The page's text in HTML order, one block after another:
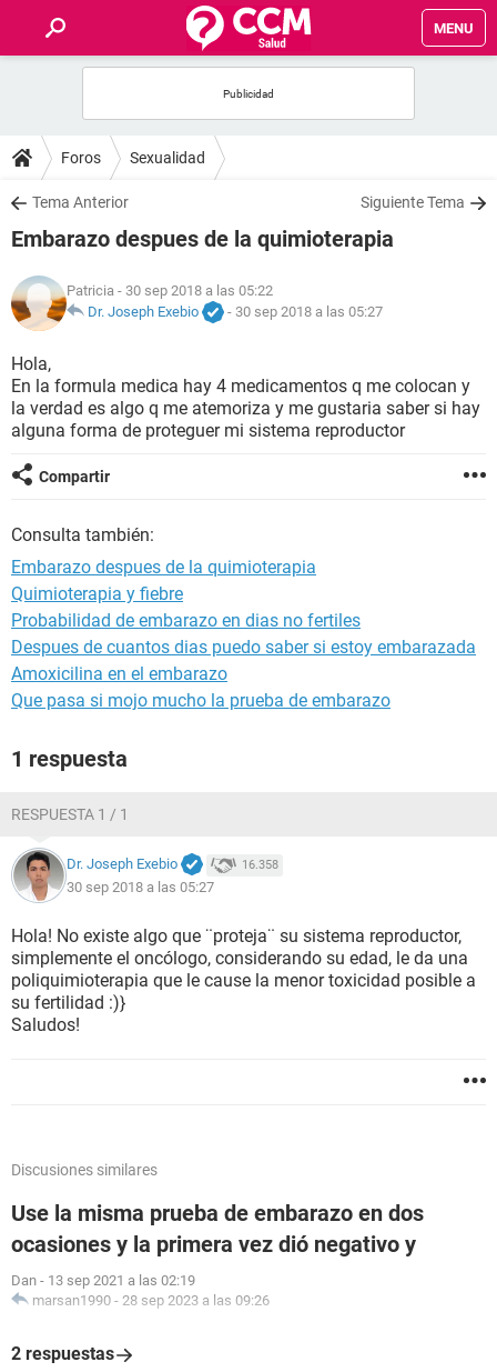
MENU
FOROS
SALUD
NUTRICIÓN
BIENESTAR
SEXUALIDAD
GLOSARIO
Foros Sexualidad
Tema Anterior Siguiente Tema
Embarazo despues de la quimioterapia
Patricia - 30 sep 2018 a las 05:22
Dr. Joseph Exebio
- 30 sep 2018 a las 05:27
Hola,
En la formula medica hay 4 medicamentos q me colocan y
la verdad es algo q me atemoriza y me gustaria saber si hay
alguna forma de proteguer mi sistema reproductor
Compartir
Consulta también:
Embarazo despues de la quimioterapia
Quimioterapia y fiebre
Probabilidad de embarazo en dias no fertiles
Despues de cuantos dias puedo saber si estoy embarazada
Amoxicilina en el embarazo
Que pasa si mojo mucho la prueba de embarazo
1 respuesta
RESPUESTA 1 / 1
Dr. Joseph Exebio 16.358
30 sep 2018 a las 05:27
Hola! No existe algo que ¨proteja¨ su sistema reproductor,
simplemente el oncólogo, considerando su edad, le da una
poliquimioterapia que le cause la menor toxicidad posible a
su fertilidad :)}
Saludos!
Discusiones similares
Use la misma prueba de embarazo en dos
ocasiones y la primera vez dió negativo y
Dan - 13 sep 2021 a las 02:19
marsan1990 - 28 sep 2023 a las 09:26
2 respuestas